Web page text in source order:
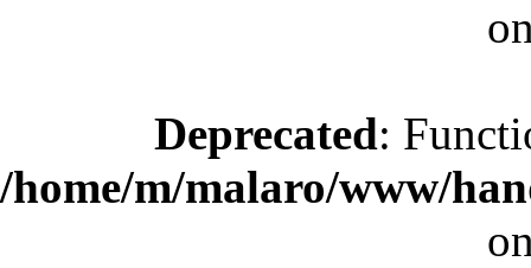
Deprecated:
/home/m/malaro/www/